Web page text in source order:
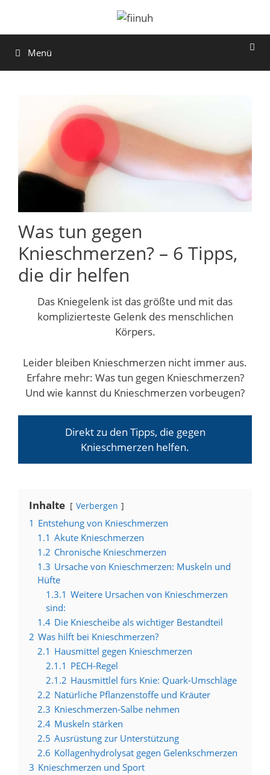
springen
Menü
Was tun gegen
Knieschmerzen? – 6 Tipps,
die dir helfen
Schlagwörter
Das Kniegelenk ist das größte und mit das
komplizierteste Gelenk des menschlichen
Körpers.
Leider bleiben Knieschmerzen nicht immer aus.
Erfahre mehr: Was tun gegen Knieschmerzen?
Und wie kannst du Knieschmerzen vorbeugen?
Direkt zu den Tipps, die gegen
Knieschmerzen helfen.
Inhalte Verbergen
1 Entstehung von Knieschmerzen
1.1 Akute Knieschmerzen
1.2 Chronische Knieschmerzen
1.3 Ursache von Knieschmerzen: Muskeln und
Hüfte
1.3.1 Weitere Ursachen von Knieschmerzen
sind:
1.4 Die Kniescheibe als wichtiger Bestandteil
2 Was hilft bei Knieschmerzen?
2.1 Hausmittel gegen Knieschmerzen
2.1.1 PECH-Regel
2.1.2 Hausmittlel fürs Knie: Quark-Umschläge
2.2 Natürliche Pflanzenstoffe und Kräuter
2.3 Knieschmerzen-Salbe nehmen
2.4 Muskeln stärken
2.5 Ausrüstung zur Unterstützung
2.6 Kollagenhydrolysat gegen Gelenkschmerzen
3 Knieschmerzen und Sport